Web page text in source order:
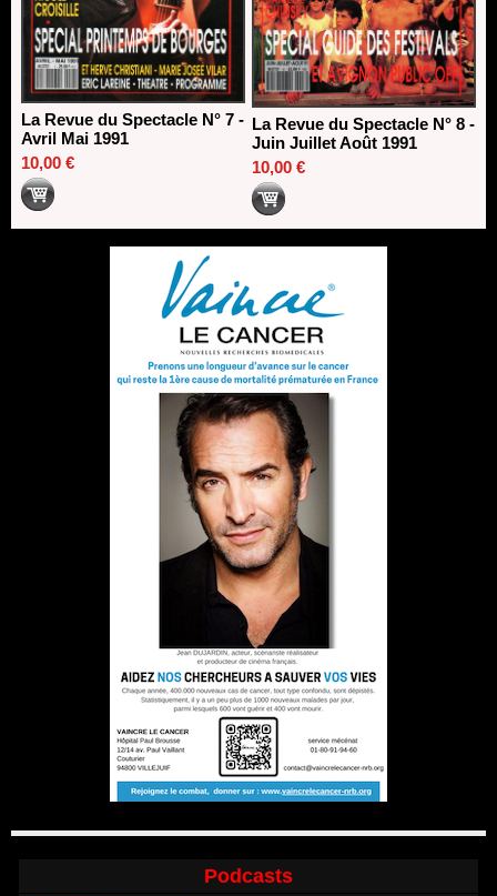
La Revue du Spectacle N° 7 -
Avril Mai 1991
10,00 €
La Revue du Spectacle N° 8 -
Juin Juillet Août 1991
10,00 €
Podcasts